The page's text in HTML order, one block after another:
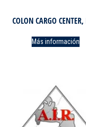
COLON CARGO
Más información